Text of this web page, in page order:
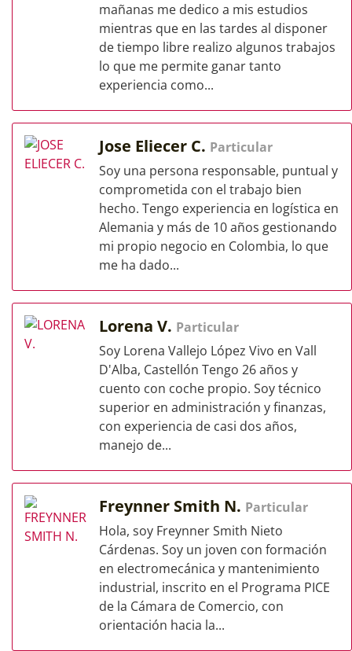
mañanas me dedico a mis estudios
mientras que en las tardes al disponer
de tiempo libre realizo algunos trabajos
lo que me permite ganar tanto
experiencia como...
Jose Eliecer C. Particular
Soy una persona responsable, puntual y
comprometida con el trabajo bien
hecho. Tengo experiencia en logística en
Alemania y más de 10 años gestionando
mi propio negocio en Colombia, lo que
me ha dado...
Lorena V. Particular
Soy Lorena Vallejo López Vivo en Vall
D'Alba, Castellón Tengo 26 años y
cuento con coche propio. Soy técnico
superior en administración y finanzas,
con experiencia de casi dos años,
manejo de...
Freynner Smith N. Particular
Hola, soy Freynner Smith Nieto
Cárdenas. Soy un joven con formación
en electromecánica y mantenimiento
industrial, inscrito en el Programa PICE
de la Cámara de Comercio, con
orientación hacia la...